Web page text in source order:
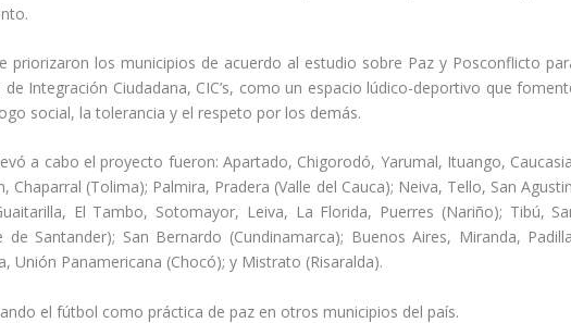
priorizaron los municipios de acuerdo al estudio sobre Paz y Posconflicto
Integración Ciudadana, CIC’s, como un espacio lúdico-deportivo que
social, la tolerancia y el respeto por los demás.
a cabo el proyecto fueron: Apartado, Chigorodó, Yarumal, Ituango,
Chaparral (Tolima); Palmira, Pradera (Valle del Cauca); Neiva, Tello, San
El Tambo, Sotomayor, Leiva, La Florida, Puerres (Nariño); Tibú,
Santander); San Bernardo (Cundinamarca); Buenos Aires, Miranda,
Unión Panamericana (Chocó); y Mistrato (Risaralda).
el fútbol como práctica de paz en otros municipios del país.